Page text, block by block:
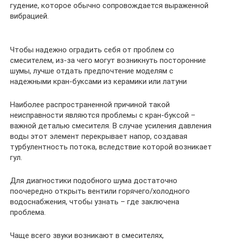
гудение, которое обычно сопровождается выраженной
вибрацией.
Чтобы надежно оградить себя от проблем со
смесителем, из-за чего могут возникнуть посторонние
шумы, лучше отдать предпочтение моделям с
надежными кран-буксами из керамики или латуни
Наиболее распространенной причиной такой
неисправности являются проблемы с кран-буксой –
важной деталью смесителя. В случае усиления давления
воды этот элемент перекрывает напор, создавая
турбулентность потока, вследствие которой возникает
гул.
Для диагностики подобного шума достаточно
поочередно открыть вентили горячего/холодного
водоснабжения, чтобы узнать – где заключена
проблема.
Чаще всего звуки возникают в смесителях,